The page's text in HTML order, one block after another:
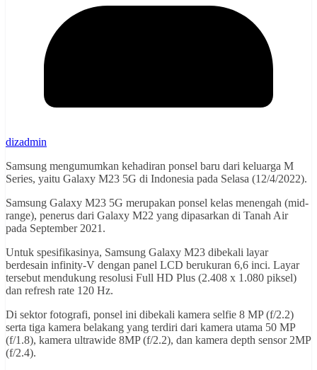
dizadmin
Samsung mengumumkan kehadiran ponsel baru dari keluarga M
Series, yaitu Galaxy M23 5G di Indonesia pada Selasa (12/4/2022).
Samsung Galaxy M23 5G merupakan ponsel kelas menengah (mid-
range), penerus dari Galaxy M22 yang dipasarkan di Tanah Air
pada September 2021.
Untuk spesifikasinya, Samsung Galaxy M23 dibekali layar
berdesain infinity-V dengan panel LCD berukuran 6,6 inci. Layar
tersebut mendukung resolusi Full HD Plus (2.408 x 1.080 piksel)
dan refresh rate 120 Hz.
Di sektor fotografi, ponsel ini dibekali kamera selfie 8 MP (f/2.2)
serta tiga kamera belakang yang terdiri dari kamera utama 50 MP
(f/1.8), kamera ultrawide 8MP (f/2.2), dan kamera depth sensor 2MP
(f/2.4).